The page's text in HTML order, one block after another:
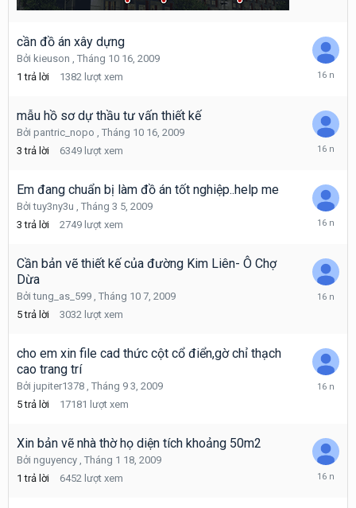
cần đồ án xây dựng
Bởi kieuson , Tháng 10 16, 2009
1 trả lời 1382 lượt xem
Tháng
2009
mẫu hồ sơ dự thầu tư vấn thiết kế
Bởi pantric_nopo , Tháng 10 16, 2009
3 trả lời 6349 lượt xem
Tháng
2009
Em đang chuẩn bị làm đồ án tốt nghiệp..help me
Bởituy3ny3u , Tháng 3 5, 2009
3 trả lời 2749 lượt xem
Tháng
2009
Cần bản vẽ thiết kế của đường Kim Liên- Ô Chợ
Dừa
Bởitung_as_599 , Tháng 10 7, 2009
5 trả lời 3032 lượt xem
Tháng
cho em xin file cad thức cột cổ điển,gờ chỉ thạch
cao trang trí
Bởi jupiter1378 , Tháng 9 3, 2009
5 trả lời 17181 lượt xem
Tháng
Xin bản vẽ nhà thờ họ diện tích khoảng 50m2
Bởi nguyency , Tháng 1 18, 2009
1 trả lời 6452 lượt xem
Tháng